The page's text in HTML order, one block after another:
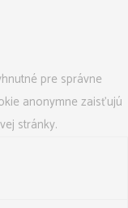
pre správne
anonymne zaisťujú
stránky.